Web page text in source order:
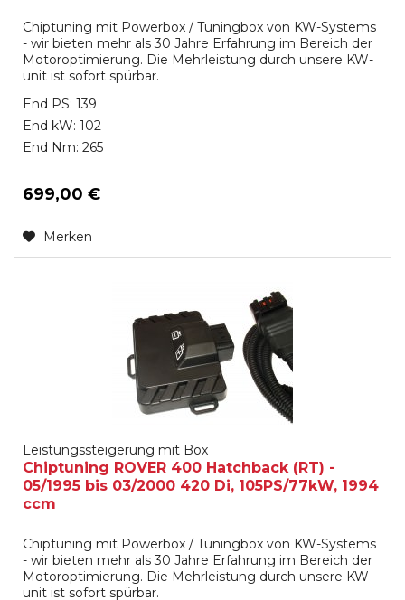
Chiptuning mit Powerbox / Tuningbox von KW-Systems
- wir bieten mehr als 30 Jahre Erfahrung im Bereich der
Motoroptimierung. Die Mehrleistung durch unsere KW-
unit ist sofort spürbar.
End PS: 139
End kW: 102
End Nm: 265
699,00 €
Merken
Leistungssteigerung mit Box
Chiptuning ROVER 400 Hatchback (RT) -
05/1995 bis 03/2000 420 Di, 105PS/77kW, 1994
ccm
Chiptuning mit Powerbox / Tuningbox von KW-Systems
- wir bieten mehr als 30 Jahre Erfahrung im Bereich der
Motoroptimierung. Die Mehrleistung durch unsere KW-
unit ist sofort spürbar.